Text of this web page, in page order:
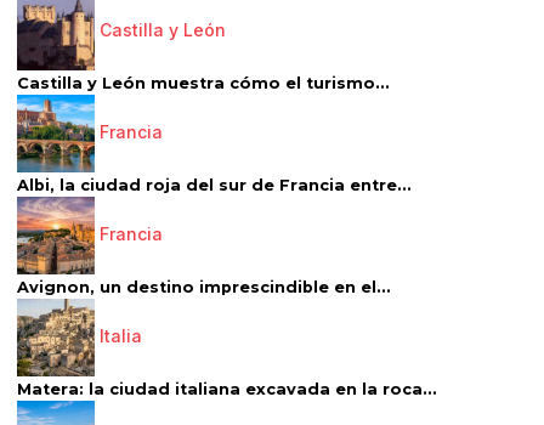
Castilla y León
Castilla y León muestra cómo el turismo...
Francia
Albi, la ciudad roja del sur de Francia entre...
Francia
Avignon, un destino imprescindible en el...
Italia
Matera: la ciudad italiana excavada en la roca...